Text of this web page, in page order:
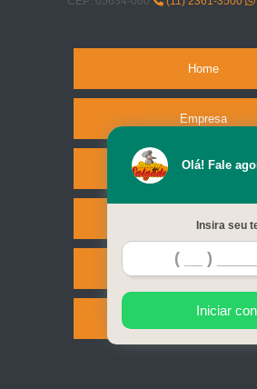
Home
Empresa
Missão
Serviços
Contato
Mapa do site
Olá! Fale
Insira seu
Iniciar